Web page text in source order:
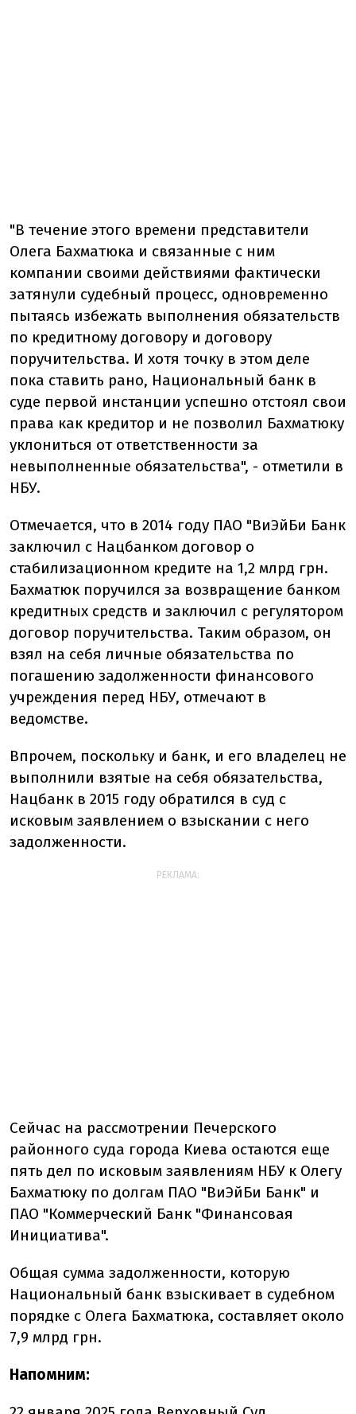
"В течение этого времени представители
Олега Бахматюка и связанные с ним
компании своими действиями фактически
затянули судебный процесс, одновременно
пытаясь избежать выполнения обязательств
по кредитному договору и договору
поручительства. И хотя точку в этом деле
пока ставить рано, Национальный банк в
суде первой инстанции успешно отстоял свои
права как кредитор и не позволил Бахматюку
уклониться от ответственности за
невыполненные обязательства", - отметили в
НБУ.
Отмечается, что в 2014 году ПАО "ВиЭйБи Банк
заключил с Нацбанком договор о
стабилизационном кредите на 1,2 млрд грн.
Бахматюк поручился за возвращение банком
кредитных средств и заключил с регулятором
договор поручительства. Таким образом, он
взял на себя личные обязательства по
погашению задолженности финансового
учреждения перед НБУ, отмечают в
ведомстве.
Впрочем, поскольку и банк, и его владелец не
выполнили взятые на себя обязательства,
Нацбанк в 2015 году обратился в суд с
исковым заявлением о взыскании с него
задолженности.
РЕКЛАМА:
Сейчас на рассмотрении Печерского
районного суда города Киева остаются еще
пять дел по исковым заявлениям НБУ к Олегу
Бахматюку по долгам ПАО "ВиЭйБи Банк" и
ПАО "Коммерческий Банк "Финансовая
Инициатива".
Общая сумма задолженности, которую
Национальный банк взыскивает в судебном
порядке с Олега Бахматюка, составляет около
7,9 млрд грн.
Напомним: